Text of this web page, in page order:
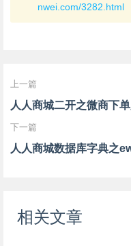
nwei.com/3282.html
上一篇
人人商城二开之微商下
下一篇
相关文章